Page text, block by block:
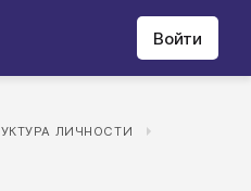
Войти
ЛИЧНОСТИ